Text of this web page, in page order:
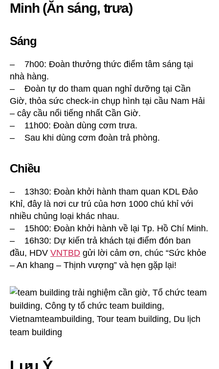
Minh (Ăn sáng, trưa)
Sáng
– 7h00: Đoàn thưởng thức điểm tâm sáng tại
nhà hàng.
– Đoàn tự do tham quan nghỉ dưỡng tại Cần
Giờ, thỏa sức check-in chụp hình tại cầu Nam Hải
– cây cầu nổi tiếng nhất Cần Giờ.
– 11h00: Đoàn dùng cơm trưa.
– Sau khi dùng cơm đoàn trả phòng.
Chiều
– 13h30: Đoàn khởi hành tham quan KDL Đảo
Khỉ, đây là nơi cư trú của hơn 1000 chú khỉ với
nhiều chủng loại khác nhau.
– 15h00: Đoàn khởi hành về lại Tp. Hồ Chí Minh.
– 16h30: Dự kiến trả khách tại điểm đón ban
đầu, HDV VNTBD gửi lời cảm ơn, chúc “Sức khỏe
– An khang – Thịnh vượng” và hẹn gặp lại!